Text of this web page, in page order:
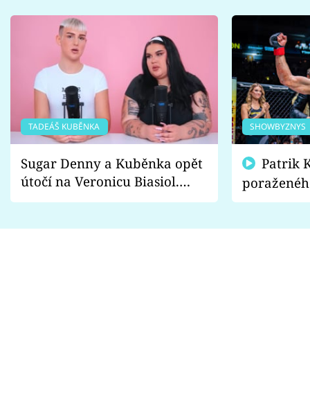
TADEÁŠ KUBĚNKA
Sugar Denny a Kuběnka opět
útočí na Veronicu Biasiol.
Proč je podle nich falešná a
SHOWBYZNYS
fanoušci